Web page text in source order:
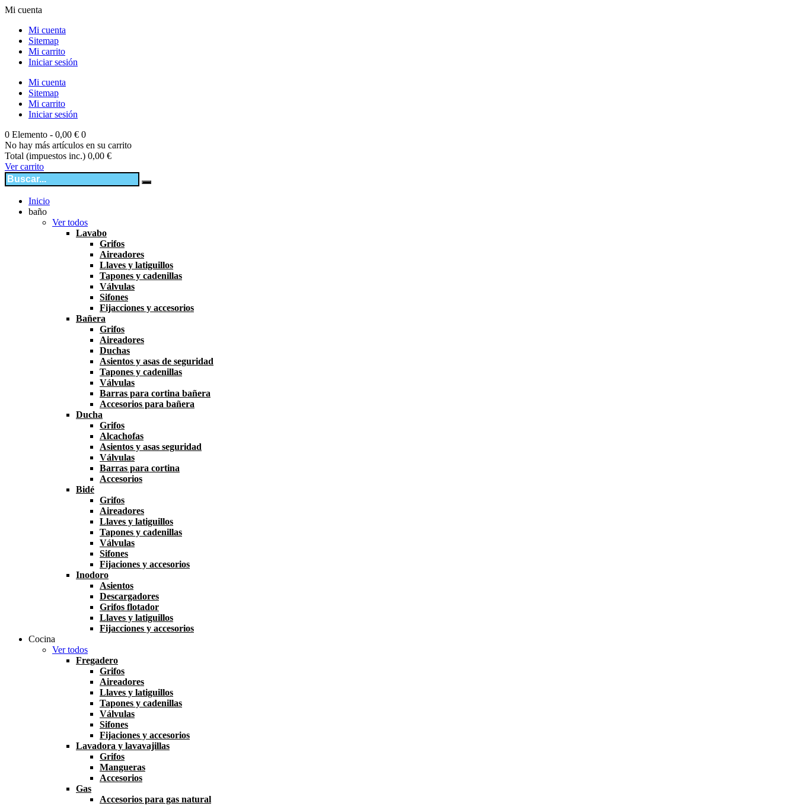
Mi cuenta
Mi cuenta
Sitemap
Mi carrito
Iniciar sesión
Mi cuenta
Sitemap
Mi carrito
Iniciar sesión
0 Elemento - 0,00 € 0
No hay más artículos en su carrito
Total (impuestos inc.) 0,00 €
Ver carrito
Inicio
baño
Ver todos
Lavabo
Grifos
Aireadores
Llaves y latiguillos
Tapones y cadenillas
Válvulas
Sifones
Fijacciones y accesorios
Bañera
Grifos
Aireadores
Duchas
Asientos y asas de seguridad
Tapones y cadenillas
Válvulas
Barras para cortina bañera
Accesorios para bañera
Ducha
Grifos
Alcachofas
Asientos y asas seguridad
Válvulas
Barras para cortina
Accesorios
Bidé
Grifos
Aireadores
Llaves y latiguillos
Tapones y cadenillas
Válvulas
Sifones
Fijaciones y accesorios
Inodoro
Asientos
Descargadores
Grifos flotador
Llaves y latiguillos
Fijacciones y accesorios
Cocina
Ver todos
Fregadero
Grifos
Aireadores
Llaves y latiguillos
Tapones y cadenillas
Válvulas
Sifones
Fijaciones y accesorios
Lavadora y lavavajillas
Grifos
Mangueras
Accesorios
Gas
Accesorios para gas natural